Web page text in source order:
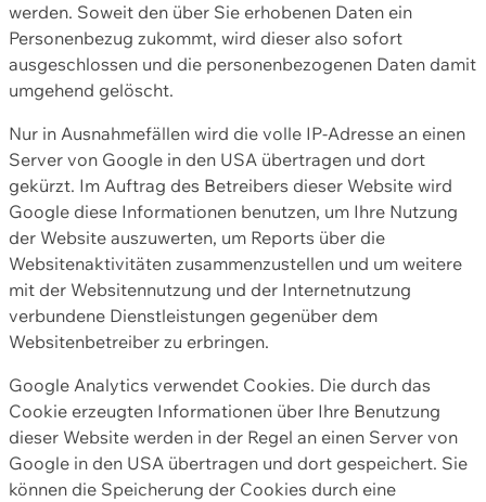
werden. Soweit den über Sie erhobenen Daten ein
Personenbezug zukommt, wird dieser also sofort
ausgeschlossen und die personenbezogenen Daten damit
umgehend gelöscht.
Nur in Ausnahmefällen wird die volle IP-Adresse an einen
Server von Google in den USA übertragen und dort
gekürzt. Im Auftrag des Betreibers dieser Website wird
Google diese Informationen benutzen, um Ihre Nutzung
der Website auszuwerten, um Reports über die
Websitenaktivitäten zusammenzustellen und um weitere
mit der Websitennutzung und der Internetnutzung
verbundene Dienstleistungen gegenüber dem
Websitenbetreiber zu erbringen.
Google Analytics verwendet Cookies. Die durch das
Cookie erzeugten Informationen über Ihre Benutzung
dieser Website werden in der Regel an einen Server von
Google in den USA übertragen und dort gespeichert. Sie
können die Speicherung der Cookies durch eine